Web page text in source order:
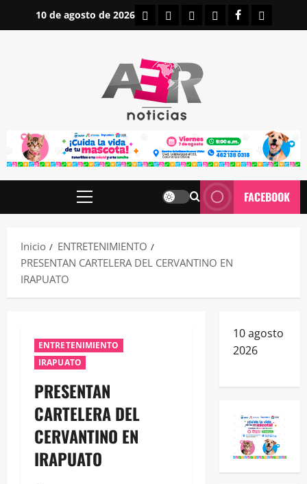
10 de agosto de 2026 INICIOIRAPUATO
ESTATALES
NACIONALES
FACEBOOK
Menú
FACEBOOK
Inicio
ENTRETENIMIENTO
PRESENTAN CARTELERA DEL CERVANTINO EN
IRAPUATO
ENTRETENIMIENTO
IRAPUATO
PRESENTAN
CARTELERA DEL
CERVANTINO EN
IRAPUATO
10 agosto
2026